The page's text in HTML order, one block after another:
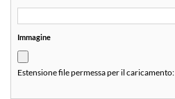
Immagine
Estensione file permessa per il caricamento: